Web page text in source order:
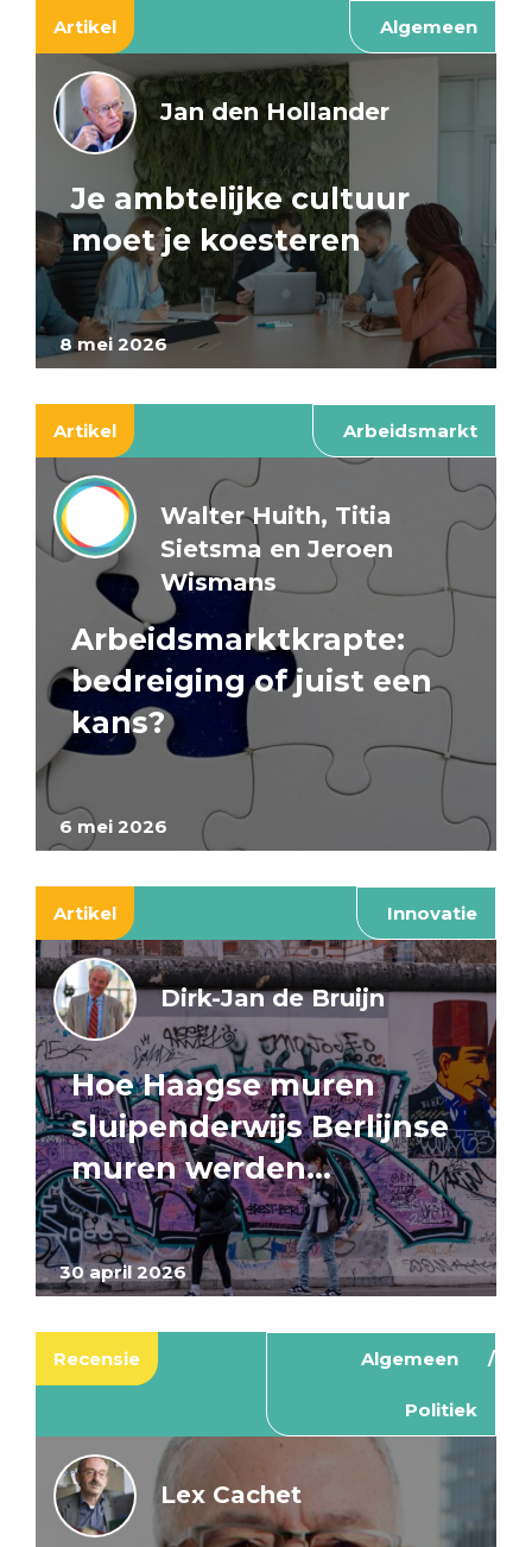
Artikel Algemeen
8 mei 2026
Jan den Hollander
Je ambtelijke cultuur
moet je koesteren
Artikel Arbeidsmarkt
6 mei 2026
Walter Huith, Titia
Sietsma en Jeroen
Wismans
Arbeidsmarktkrapte:
bedreiging of juist een
kans?
Artikel Innovatie
30 april 2026
Dirk-Jan de Bruijn
Hoe Haagse muren
sluipenderwijs Berlijnse
muren werden…
Recensie Algemeen
Politiek
Lex Cachet